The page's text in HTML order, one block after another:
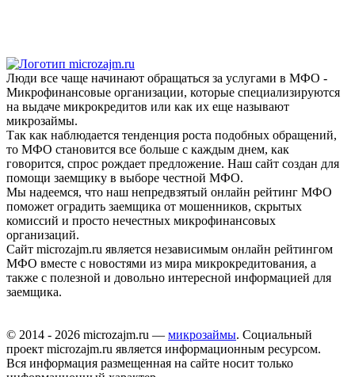
Люди все чаще начинают обращаться за услугами в МФО -
Микрофинансовые организации, которые специализируются
на выдаче микрокредитов или как их еще называют
микрозаймы.
Так как наблюдается тенденция роста подобных обращений,
то МФО становится все больше с каждым днем, как
говорится, спрос рождает предложение. Наш сайт создан для
помощи заемщику в выборе честной МФО.
Мы надеемся, что наш непредвзятый онлайн рейтинг МФО
поможет оградить заемщика от мошенников, скрытых
комиссий и просто нечестных микрофинансовых
организаций.
Сайт microzajm.ru является независимым онлайн рейтингом
МФО вместе с новостями из мира микрокредитования, а
также с полезной и довольно интересной информацией для
заемщика.
© 2014 - 2026 microzajm.ru — микрозаймы. Социальный
проект microzajm.ru является информационным ресурсом.
Вся информация размещенная на сайте носит только